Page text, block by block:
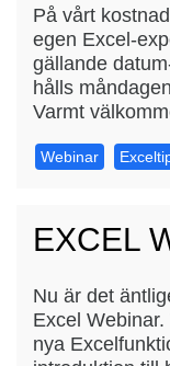
På vårt
egen Excel-
gällande
hålls
Varmt
Webinar
EXCEL
Nu är det
Excel
nya